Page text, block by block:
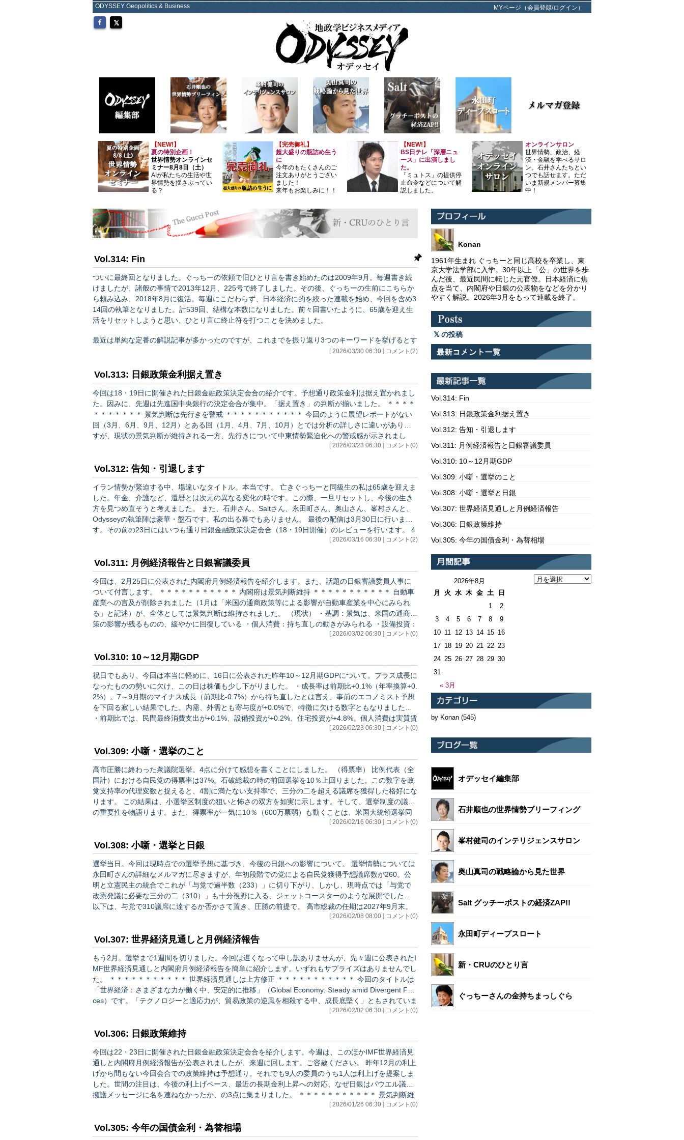
ODYSSEY Geopolitics & Business MYページ（会員登録/ログイン）
【NEW!】
夏の特別企画！
世界情勢オンラインセ
ミナー8月8日（土）
AIが私たちの生活や世
界情勢を揺さぶってい
る？
【完売御礼】
超大盛りの瓶詰め生う
に
今年のもたくさんのご
注文ありがとうござい
ました！
来年もお楽しみに！！
【NEW!】
BS日テレ「深層ニュ
ース」に出演しまし
た。
「ミュトス」の提供停
止命令などについて解
説しました。
オンラインサロン
世界情勢、政治、経
済・金融を学べるサロ
ン。石井さんたちとい
つでも話せます。ただ
いま新規メンバー募集
中！
Vol.314: Fin
ついに最終回となりました。ぐっちーの依頼で旧ひとり言を書き始めたのは2009年9月。毎週書き続
けましたが、諸般の事情で2013年12月、225号で終了しました。その後、ぐっちーの生前にこちらか
ら頼み込み、2018年8月に復活。毎週にこだわらず、日本経済に的を絞った連載を始め、今回を含め3
14回の執筆となりました。計539回、結構な本数になりました。前々回書いたように、65歳を迎え生
活をリセットしようと思い、ひとり言に終止符を打つことを決めました。
最近は単純な定番の解説記事が多かったのですが、これまでを振り返り3つのキーワードを挙げるとす
今年…
[ 2026/03/30 06:30 ] コメント(2)
Vol.313: 日銀政策金利据え置き
今回は18・19日に開催された日銀金融政策決定会合の紹介です。予想通り政策金利は据え置かれまし
た。因みに、先週は先進国中央銀行の決定会合が集中。「据え置き」の判断が揃いました。 ＊＊＊＊
＊＊＊＊＊＊＊ 景気判断は先行きを警戒 ＊＊＊＊＊＊＊＊＊＊＊ 今回のように展望レポートがない
回（3月、6月、9月、12月）とある回（1月、4月、7月、10月）とでは分析の詳しさに違いがありま
すが、現状の景気判断が維持される一方、先行きについて中東情勢緊迫化への警戒感が示されまし
[ 2026/03/23 06:30 ] コメント(0)
Vol.312: 告知・引退します
イラン情勢が緊迫する中、場違いなタイトル。本当です。 亡きぐっちーと同級生の私は65歳を迎えま
した。年金、介護など、還暦とは次元の異なる変化の時です。この際、一旦リセットし、今後の生き
方を見つめ直そうと考えました。 また、石井さん、Saltさん、永田町さん、奥山さん、峯村さんと、
Odysseyの執筆陣は豪華・盤石です。私の出る幕でもありません。 最後の配信は3月30日に行いま
す。その前の23日にはいつも通り日銀金融政策決定会合（18・19日開催）のレビューを行います。 4
月以降は、時々Saltさんの尻を叩きますが（笑）、基本的に静かに見守ります。 それではまた来週。[ 2026/03/16 06:30 ] コメント(2)
Vol.311: 月例経済報告と日銀審議委員
今回は、2月25日に公表された内閣府月例経済報告を紹介します。また、話題の日銀審議委員人事に
ついて付言します。 ＊＊＊＊＊＊＊＊＊＊＊ 内閣府は景気判断維持 ＊＊＊＊＊＊＊＊＊＊＊ 自動車
産業への言及が削除されました（1月は「米国の通商政策等による影響が自動車産業を中心にみられ
る」と記述）が、全体としては景気判断は維持されました。 （現状） ・基調：景気は、米国の通商政
策の影響が残るものの、緩やかに回復している ・個人消費：持ち直しの動きがみられる ・設備投資：
緩やかに持ち直している ・住宅建設：弱含んでいる ・公共投資：底堅く推移している ・輸出：おお
[ 2026/03/02 06:30 ] コメント(0)
Vol.310: 10～12月期GDP
祝日でもあり、今回は本当に軽めに、16日に公表された昨年10～12月期GDPについて。プラス成長に
なったものの勢いに欠け、この日は株価も少し下がりました。 ・成長率は前期比+0.1%（年率換算+0.
2%）。7～9月期のマイナス成長（前期比-0.7%）から持ち直したとは言え、事前のエコノミスト予想
を下回る寂しい結果でした。内需、外需とも寄与度が+0.0%で、特徴に欠ける数字ともなりました。
・前期比では、民間最終消費支出が+0.1%、設備投資が+0.2%、住宅投資が+4.8%。個人消費は実質賃
金マイナスが続く中で力強さを欠き、設備投資も今一歩。住宅投資は法改正に伴う振れによるもので
[ 2026/02/23 06:30 ] コメント(0)
Vol.309: 小噺・選挙のこと
高市圧勝に終わった衆議院選挙。4点に分けて感想を書くことにしました。 （得票率） 比例代表（全
国計）における自民党の得票率は37%。石破総裁の時の前回選挙を10％上回りました。この数字を政
党支持率の代理変数と捉えると、4割に満たない支持率で、三分の二を超える議席を獲得した格好にな
ります。 この結果は、小選挙区制度の狙いと怖さの双方を如実に示します。そして、選挙制度の議論
の重要性を物語ります。また、得票率が一気に10％（600万票弱）も動くことは、米国大統領選挙同
様、日本でも無党派層が選挙で極めて大事な役割を果たしていることを示します。 こうした基本的な[ 2026/02/16 06:30 ] コメント(0)
Vol.308: 小噺・選挙と日銀
選挙当日。今回は現時点での選挙予想に基づき、今後の日銀への影響について。 選挙情勢については
永田町さんの詳細なメルマガに尽きますが、年初段階での党による自民党獲得予想議席数が260。公
明と立憲民主の統合でこれが「与党で過半数（233）」に切り下がり、しかし、現時点では「与党で
改憲発議に必要な三分の二（310）」も十分視野に入る、ジェットコースターのような展開でした。
以下は、与党で310議席に達するか否かさて置き、圧勝の前提で。 高市総裁の任期は2027年9月末。
植田総裁の任期は2028年4月。植田総裁の後任人事は、高市総裁が再任されれば高市総理に、されな
[ 2026/02/08 08:00 ] コメント(0)
Vol.307: 世界経済見通しと月例経済報告
もう2月。選挙まで1週間を切りました。今回は遅くなって申し訳ありませんが、先々週に公表されたI
MF世界経済見通しと内閣府月例経済報告を簡単に紹介します。いずれもサプライズはありませんでし
た。 ＊＊＊＊＊＊＊＊＊＊＊ 世界経済見通しは上方修正 ＊＊＊＊＊＊＊＊＊＊＊ 今回のタイトルは
「世界経済：さまざまな力が働く中、安定的に推移」（Global Economy: Steady amid Divergent For
ces）です。「テクノロジーと適応力が、貿易政策の逆風を相殺する中、成長底堅く」ともされていま
すが、以下が主な内容です。 ・米国の関税政策の影響で経済の悪化が懸念されたが、昨年は意…
[ 2026/02/02 06:30 ] コメント(0)
Vol.306: 日銀政策維持
今回は22・23日に開催された日銀金融政策決定会合を紹介します。今週は、このほかIMF世界経済見
通しと内閣府月例経済報告が公表されましたが、来週に回します。ご容赦ください。 昨年12月の利上
げから間もない今回会合での政策維持は予想通り。それでも9人の委員のうち1人は利上げを提案しま
した。世間の注目は、今後の利上げペース、最近の長期金利上昇への対応、なぜ日銀はパウエル議長
擁護メッセージに名を連ねなかったか、の3点に集まりました。 ＊＊＊＊＊＊＊＊＊＊＊ 景気判断維
[ 2026/01/26 06:30 ] コメント(0)
Vol.305: 今年の国債金利・為替相場
Konan
1961年生まれ ぐっちーと同じ高校を卒業し、東
京大学法学部に入学。30年以上「公」の世界を歩
んだ後、最近民間に転じた元官僚。日本経済に焦
点を当て、内閣府や日銀の公表物をなどを分かり
やすく解説。2026年3月をもって連載を終了。
の投稿
Vol.314: Fin
Vol.313: 日銀政策金利据え置き
Vol.312: 告知・引退します
Vol.311: 月例経済報告と日銀審議委員
Vol.310: 10～12月期GDP
Vol.309: 小噺・選挙のこと
Vol.308: 小噺・選挙と日銀
Vol.307: 世界経済見通しと月例経済報告
Vol.306: 日銀政策維持
Vol.305: 今年の国債金利・為替相場
2026年8月
月
火 水 木 金 土 日
« 3月
1
2
3
4 5 6 7 8
9
10 11 12 13 14 15 16
17 18 19 20 21 22 23
24 25 26 27 28 29 30
31
by Konan (545)
オデッセイ編集部
石井順也の世界情勢ブリーフィング
峯村健司のインテリジェンスサロン
奥山真司の戦略論から見た世界
Salt グッチーポストの経済ZAP!!
永田町ディープスロート
新・CRUのひとり言
ぐっちーさんの金持ちまっしぐら